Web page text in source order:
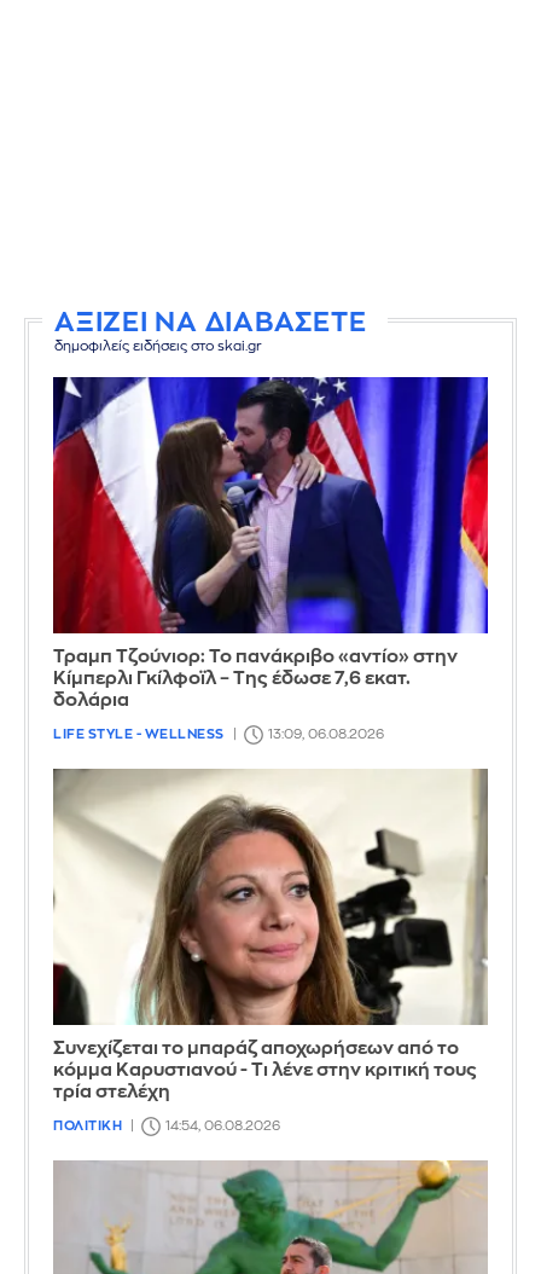
ΑΞΙΖΕΙ ΝΑ ΔΙΑΒΑΣΕΤΕ
δημοφιλείς ειδήσεις στο skai.gr
Τραμπ Τζούνιορ: Το πανάκριβο «αντίο» στην
Κίμπερλι Γκίλφοϊλ – Της έδωσε 7,6 εκατ.
δολάρια
LIFE STYLE - WELLNESS 13:09, 06.08.2026
Συνεχίζεται το μπαράζ αποχωρήσεων από το
κόμμα Καρυστιανού - Τι λένε στην κριτική τους
τρία στελέχη
ΠΟΛΙΤΙΚΗ 14:54, 06.08.2026